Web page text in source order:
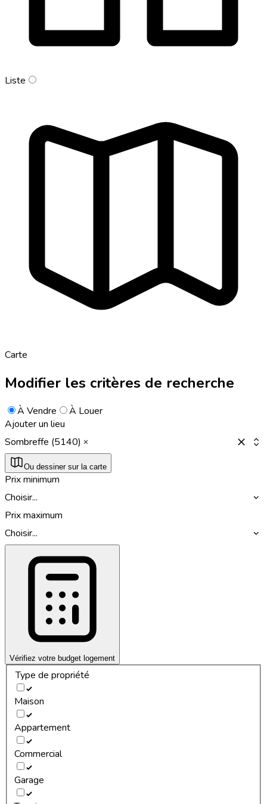
Liste
Carte
Modifier les critères de recherche
À Vendre
À Louer
Ajouter un lieu
Sombreffe (5140)
Ou dessiner sur la carte
Prix minimum
Choisir...
Prix maximum
Choisir...
Vérifiez votre budget logement
Type de propriété
Maison
Appartement
Commercial
Garage